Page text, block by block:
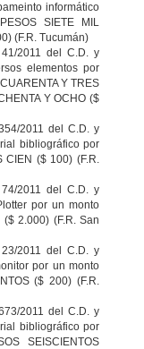
informático
SIETE MIL
(F.R. Tucumán)
2011 del C.D. y
elementos por
Y TRES
Y OCHO ($
2011 del C.D. y
bibliográfico por
CIEN ($ 100) (F.R.
2011 del C.D. y
por un monto
2.000) (F.R. San
2011 del C.D. y
por un monto
($ 200) (F.R.
2011 del C.D. y
bibliográfico por
SEISCIENTOS